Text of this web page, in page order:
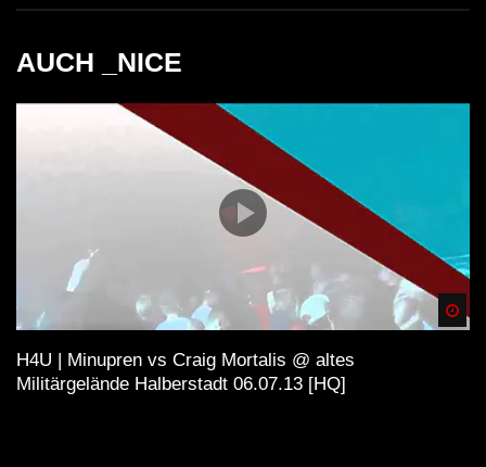
AUCH _NICE
H4U | Minupren vs Craig Mortalis @ altes
Militärgelände Halberstadt 06.07.13 [HQ]